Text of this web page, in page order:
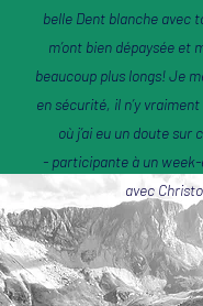
belle Dent blanche avec
m’ont bien dépaysée et
beaucoup plus longs! Je
en sécurité, il n’y
où j’ai eu un doute sur
- participante à un
avec